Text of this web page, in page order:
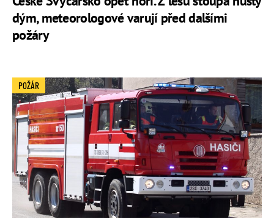
dým, meteorologové varují před dalšími
požáry
POŽÁR